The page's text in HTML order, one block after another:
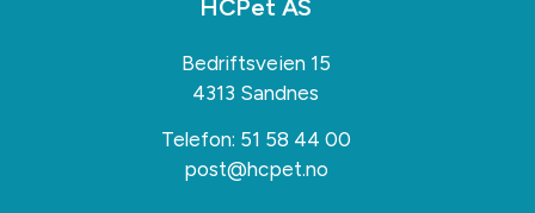
HCPet AS
Bedriftsveien 15
4313 Sandnes
Telefon: 51 58 44 00
post@hcpet.no